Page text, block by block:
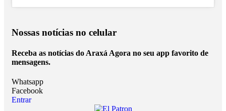
Nossas notícias no celular
Receba as notícias do Araxá Agora no seu app favorito de
mensagens.
Whatsapp
Facebook
Entrar